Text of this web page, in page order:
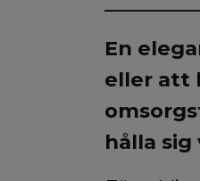
En
eller att
hålla sig